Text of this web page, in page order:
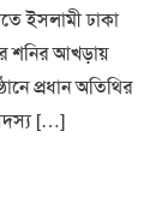
ইসলামী ঢাকা
শনির আখড়ায়
প্রধান অতিথির
সদস্য […]